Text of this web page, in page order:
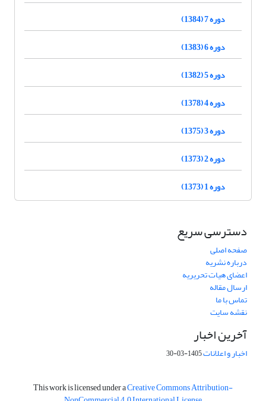
دوره 7 (1384)
دوره 6 (1383)
دوره 5 (1382)
دوره 4 (1378)
دوره 3 (1375)
دوره 2 (1373)
دوره 1 (1373)
دسترسی سریع
صفحه اصلی
درباره نشریه
اعضای هیات تحریریه
ارسال مقاله
تماس با ما
نقشه سایت
آخرین اخبار
اخبار و اعلانات1405-03-30
This work is licensed under aCreative Commons Attribution-